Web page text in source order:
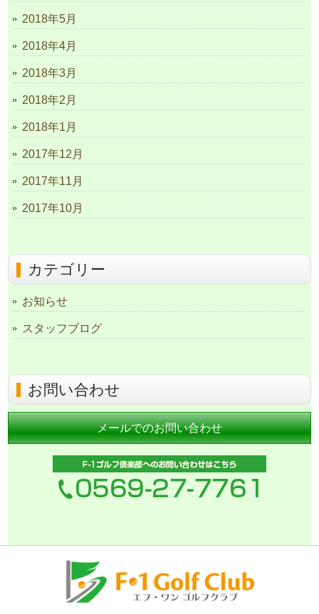
2018年5月
2018年4月
2018年3月
2018年2月
2018年1月
2017年12月
2017年11月
2017年10月
カテゴリー
お知らせ
スタッフブログ
お問い合わせ
メールでのお問い合わせ